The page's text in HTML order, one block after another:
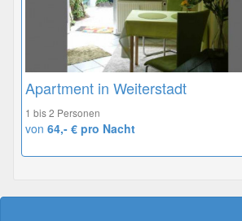
Apartment in Weiterstadt
1 bis 2 Personen
von 64,- € pro Nacht